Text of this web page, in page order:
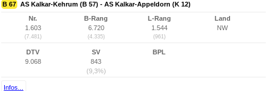
B 67 AS Kalkar-Kehrum (B 57) - AS Kalkar-Appeldorn (K 12)
Nr.
1.603
(7.481)
B-Rang
6.720
(4.335)
L-Rang
1.544
(961)
Land
NW
DTV
9.068
SV
843
(9,3%)
BPL
Infos...